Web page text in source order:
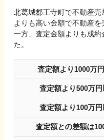
北葛城郡王寺町で不動産売
よりも高い金額で不動産を
一方、査定金額よりも成約
た。
査定額より1000万
査定額より500万
査定額より100万
査定額との差額は